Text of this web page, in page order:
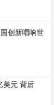
创新唱响世
美元 背后